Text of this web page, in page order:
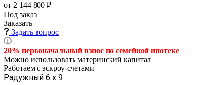
от 2 144 800 ₽
Под заказ
Заказать
Задать вопрос
20% первоначальный взнос по семейной ипотеке
Можно использовать материнский капитал
Работаем с эскроу-счетами
Радужный 6 х 9